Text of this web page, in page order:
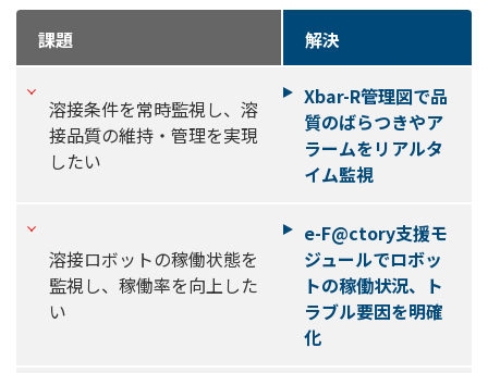
課題 解決
溶接条件を常時監視し、溶
接品質の維持・管理を実現
したい
Xbar-R管理図で品
質のばらつきやア
ラームをリアルタ
イム監視
溶接ロボットの稼働状態を
監視し、稼働率を向上した
い
e-F@ctory支援モ
ジュールでロボッ
トの稼働状況、ト
ラブル要因を明確
化